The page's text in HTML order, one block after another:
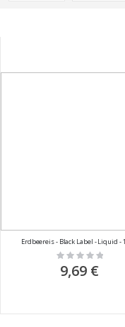
Erdbeereis - Black Label - Liquid -
Rating:
0%
9,69 €